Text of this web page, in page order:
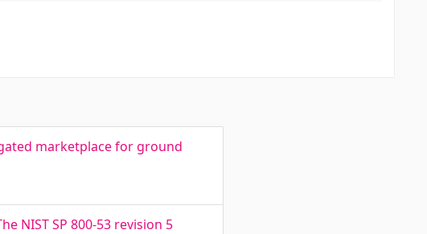
marketplace for ground
NIST SP 800-53 revision 5